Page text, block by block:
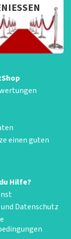
einen guten
Hilfe?
Datenschutz